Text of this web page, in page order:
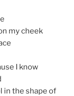
my cheek
I know
in the shape of